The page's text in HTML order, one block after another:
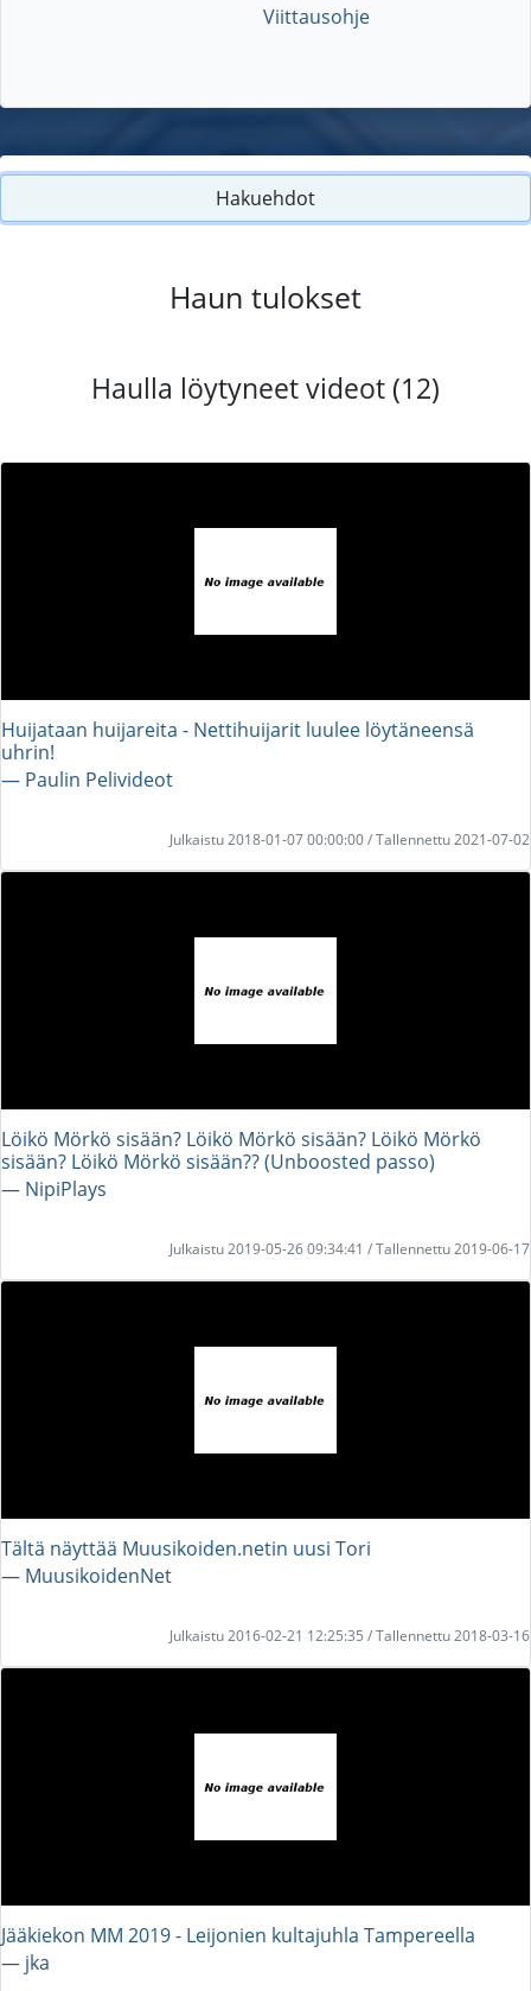
Viittausohje
Hakuehdot
Haun tulokset
Haulla löytyneet videot (12)
Huijataan huijareita - Nettihuijarit luulee löytäneensä
uhrin!
― Paulin Pelivideot
Julkaistu 2018-01-07 00:00:00 / Tallennettu 2021-07-02
Löikö Mörkö sisään? Löikö Mörkö sisään? Löikö Mörkö
sisään? Löikö Mörkö sisään?? (Unboosted passo)
― NipiPlays
Julkaistu 2019-05-26 09:34:41 / Tallennettu 2019-06-17
Tältä näyttää Muusikoiden.netin uusi Tori
― MuusikoidenNet
Julkaistu 2016-02-21 12:25:35 / Tallennettu 2018-03-16
Jääkiekon MM 2019 - Leijonien kultajuhla Tampereella
― jka